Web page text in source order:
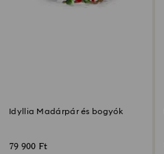
Idyllia Madárpár és bogyók
79 900 Ft